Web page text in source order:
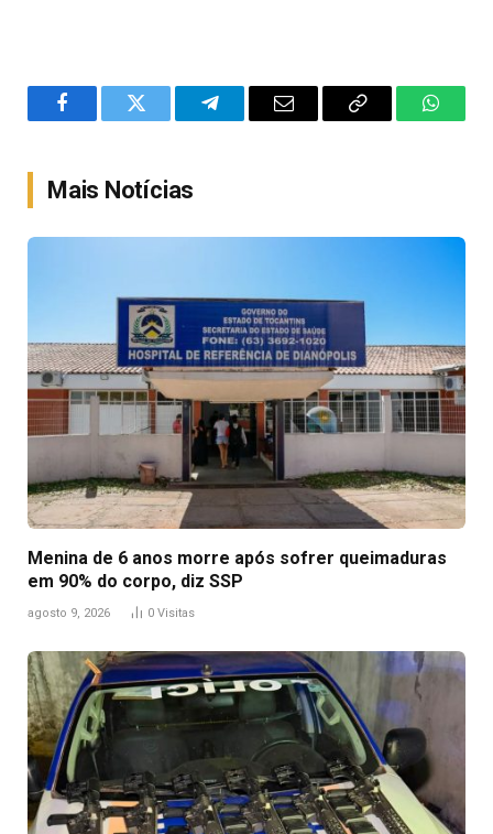
FacebookTwitter TelegramEmail
Copy
Mais Notícias
Menina de 6 anos morre após sofrer queimaduras
em 90% do corpo, diz SSP
agosto 9, 2026 0 Visitas